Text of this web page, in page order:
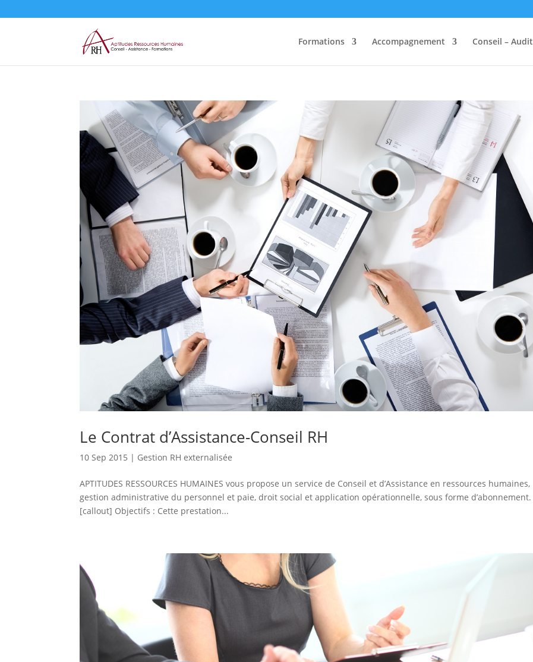
Formations Accompagnement Conseil – Audit
Le Contrat d’Assistance-Conseil RH
10 Sep 2015 | Gestion RH externalisée
APTITUDES RESSOURCES HUMAINES vous propose un service de Conseil et d’Assistance en ressources humaines,
gestion administrative du personnel et paie, droit social et application opérationnelle, sous forme d’abonnement.
[callout] Objectifs : Cette prestation...